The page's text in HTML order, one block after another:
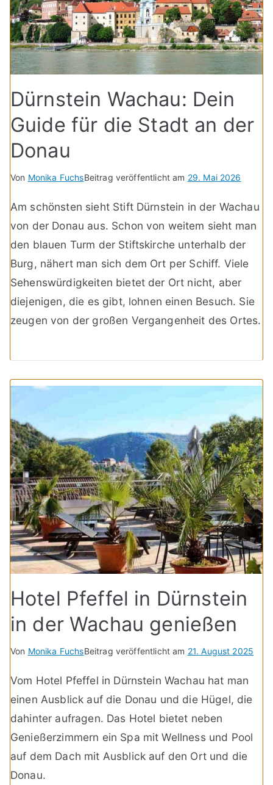
Dürnstein Wachau: Dein
Guide für die Stadt an der
Donau
Von Monika FuchsBeitrag veröffentlicht am 29. Mai 2026
Am schönsten sieht Stift Dürnstein in der Wachau
von der Donau aus. Schon von weitem sieht man
den blauen Turm der Stiftskirche unterhalb der
Burg, nähert man sich dem Ort per Schiff. Viele
Sehenswürdigkeiten bietet der Ort nicht, aber
diejenigen, die es gibt, lohnen einen Besuch. Sie
zeugen von der großen Vergangenheit des Ortes.
Hotel Pfeffel in Dürnstein
in der Wachau genießen
Von Monika FuchsBeitrag veröffentlicht am 21. August 2025
Vom Hotel Pfeffel in Dürnstein Wachau hat man
einen Ausblick auf die Donau und die Hügel, die
dahinter aufragen. Das Hotel bietet neben
Genießerzimmern ein Spa mit Wellness und Pool
auf dem Dach mit Ausblick auf den Ort und die
Donau.